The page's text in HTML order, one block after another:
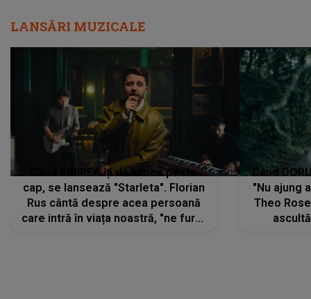
LANSĂRI MUZICALE
Când IUBIREA îți dă lumea peste
cap, se lansează "Starleta". Florian
Rus cântă despre acea persoană
care intră în viața noastră, "ne fură"
Când
"Nu ajung
Theo